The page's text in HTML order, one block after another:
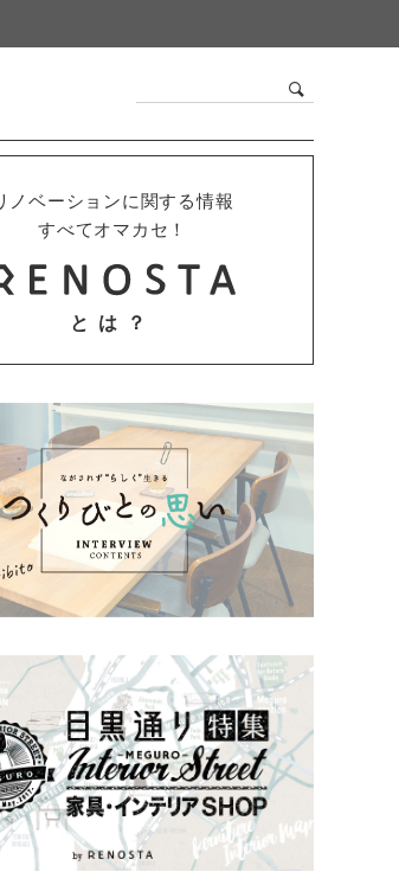
ノベーションに関する情報
すべてオマカセ！
とは？